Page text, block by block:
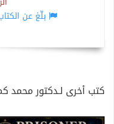
بلّغ عن
كتب أخرى لـدكتور محمد